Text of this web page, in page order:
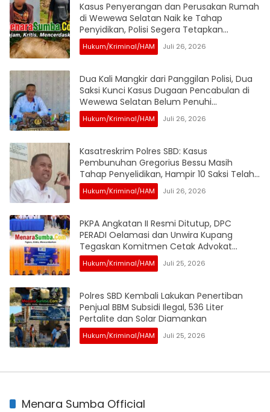
Kasus Penyerangan dan Perusakan Rumah
di Wewewa Selatan Naik ke Tahap
Penyidikan, Polisi Segera Tetapkan
Tersangka
Hukum/Kriminal/HAM Juli 26, 2026
Dua Kali Mangkir dari Panggilan Polisi, Dua
Saksi Kunci Kasus Dugaan Pencabulan di
Wewewa Selatan Belum Penuhi
Pemeriksaan
Hukum/Kriminal/HAM Juli 26, 2026
Kasatreskrim Polres SBD: Kasus
Pembunuhan Gregorius Bessu Masih
Tahap Penyelidikan, Hampir 10 Saksi Telah
Diperiksa
Hukum/Kriminal/HAM Juli 26, 2026
PKPA Angkatan II Resmi Ditutup, DPC
PERADI Oelamasi dan Unwira Kupang
Tegaskan Komitmen Cetak Advokat
Berintegritas
Hukum/Kriminal/HAM Juli 25, 2026
Polres SBD Kembali Lakukan Penertiban
Penjual BBM Subsidi Ilegal, 536 Liter
Pertalite dan Solar Diamankan
Hukum/Kriminal/HAM Juli 25, 2026
Menara Sumba Official